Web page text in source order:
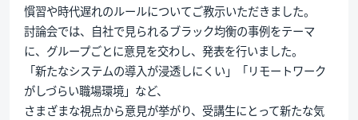
慣習や時代遅れのルールについてご教示いただきました。
討論会では、自社で見られるブラック均衡の事例をテーマ
に、グループごとに意見を交わし、発表を行いました。
「新たなシステムの導入が浸透しにくい」「リモートワーク
がしづらい職場環境」など、
さまざまな視点から意見が挙がり、受講生にとって新たな気